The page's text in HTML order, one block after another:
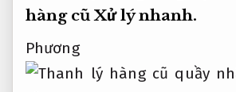
hàng cũ Xử lý nhanh.